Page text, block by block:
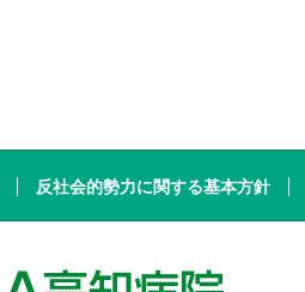
反社会的勢力に関する基本方針